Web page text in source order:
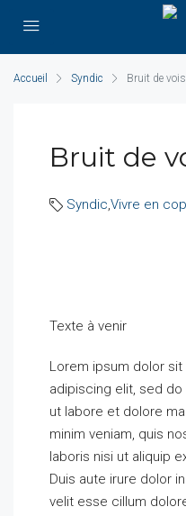
Accueil Syndic Bruit de
Bruit de
Syndic,Vivre en
Texte à venir
Lorem ipsum dolor
adipiscing elit, sed
ut labore et dolore
minim veniam, quis
laboris nisi ut aliquip
Duis aute irure dolor
velit esse cillum